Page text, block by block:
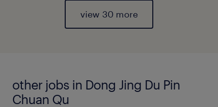
view 30 more
other jobs in Dong Jing Du Pin
Chuan Qu